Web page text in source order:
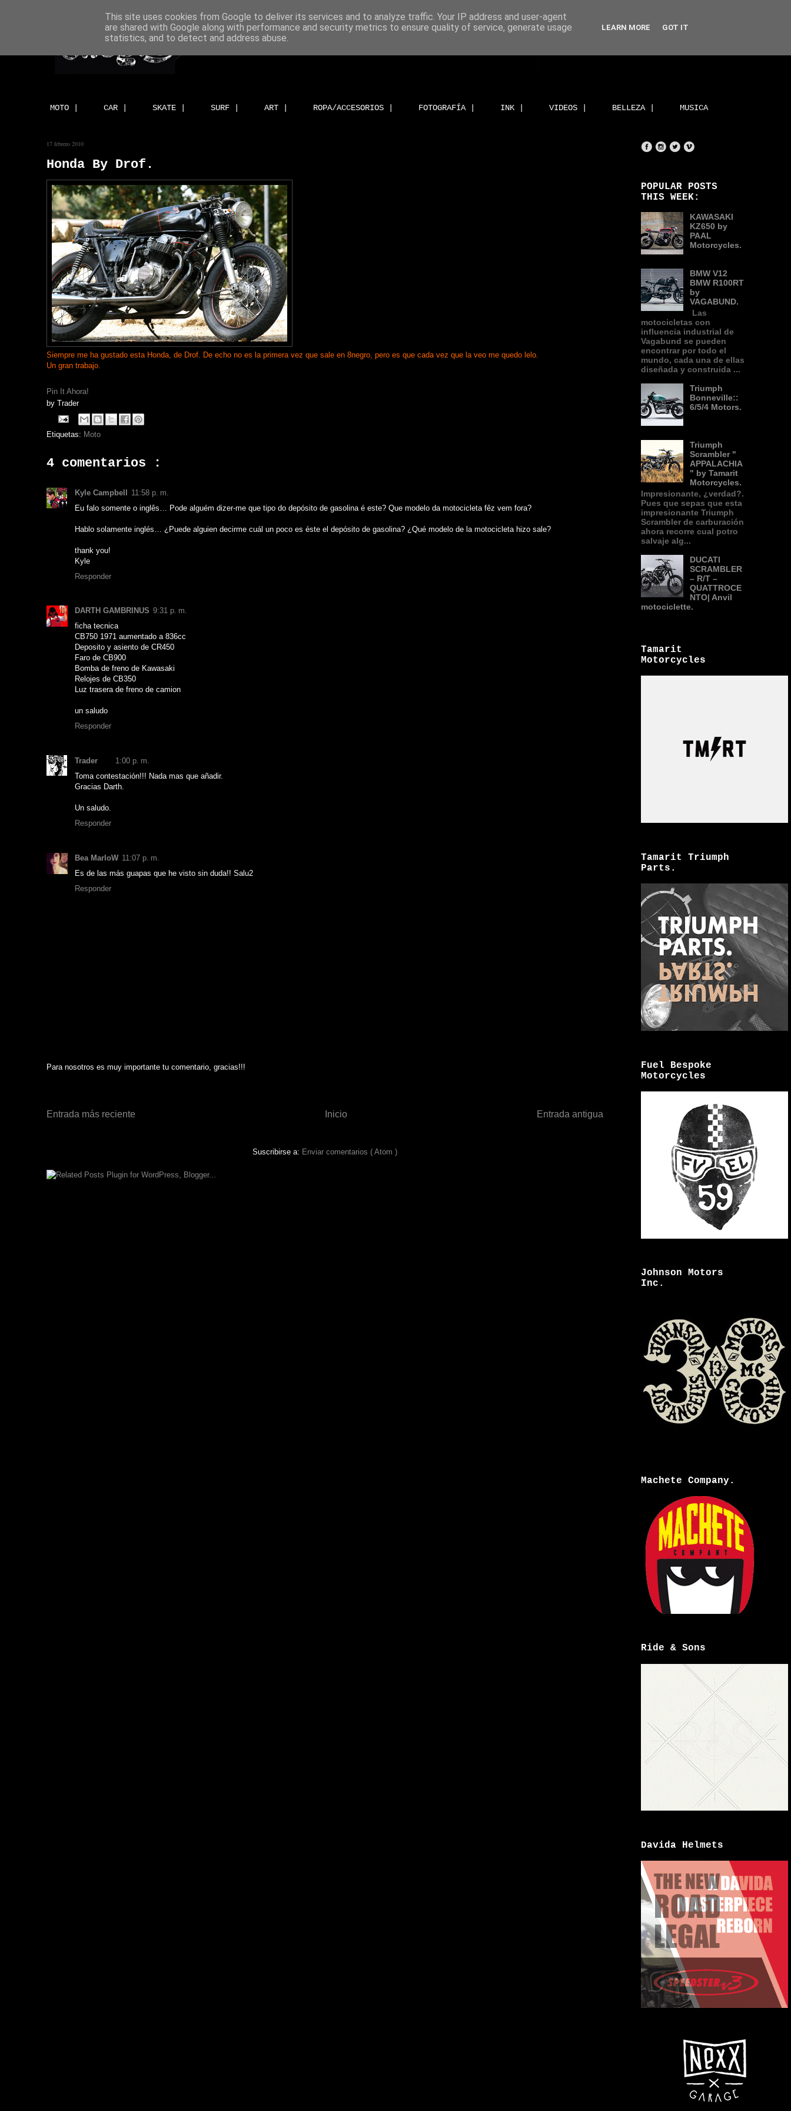
MOTO | CAR | SKATE | SURF | ART | ROPA/ACCESORIOS | FOTOGRAFÍA | INK | VIDEOS | BELLEZA | MUSICA
17 febrero 2010
Honda By Drof.
Siempre me ha gustado esta Honda, de Drof. De echo no es la primera vez que sale en 8negro, pero es que cada vez que la veo me quedo lelo.
Un gran trabajo.
Pin It Ahora!
by Trader
Etiquetas: Moto
4 comentarios :
Kyle Campbell
11:58 p. m.
Eu falo somente o inglês… Pode alguém dizer-me que tipo do depósito de gasolina é este? Que modelo da motocicleta fêz vem fora?
Hablo solamente inglés… ¿Puede alguien decirme cuál un poco es éste el depósito de gasolina? ¿Qué modelo de la motocicleta hizo sale?
thank you!
Kyle
Responder
DARTH GAMBRINUS 9:31 p. m.
ficha tecnica
CB750 1971 aumentado a 836cc
Deposito y asiento de CR450
Faro de CB900
Bomba de freno de Kawasaki
Relojes de CB350
Luz trasera de freno de camion
un saludo
Responder
Trader
1:00 p. m.
Toma contestación!!! Nada mas que añadir.
Gracias Darth.
Un saludo.
Responder
Bea MarloW 11:07 p. m.
Es de las más guapas que he visto sin duda!! Salu2
Responder
Para nosotros es muy importante tu comentario, gracias!!!
Entrada más reciente Entrada antigua
Inicio
Suscribirse a: Enviar comentarios ( Atom )
POPULAR POSTS
THIS WEEK:
KAWASAKI
KZ650 by
PAAL
Motorcycles.
BMW V12
BMW R100RT
by
VAGABUND.
Las
motocicletas con
influencia industrial de
Vagabund se pueden
encontrar por todo el
mundo, cada una de ellas
diseñada y construida ...
Triumph
Bonneville::
6/5/4 Motors.
Triumph
Scrambler "
APPALACHIA
" by Tamarit
Motorcycles.
Impresionante, ¿verdad?.
Pues que sepas que esta
impresionante Triumph
Scrambler de carburación
ahora recorre cual potro
salvaje alg...
DUCATI
SCRAMBLER
– R/T –
QUATTROCE
NTO| Anvil
motociclette.
Tamarit
Motorcycles
Tamarit Triumph
Parts.
Fuel Bespoke
Motorcycles
Johnson Motors
Inc.
Machete Company.
Ride & Sons
Davida Helmets
This site uses cookies from Google to deliver its services and to analyze traffic. Your IP address and user-agent
are shared with Google along with performance and security metrics to ensure quality of service, generate usage
statistics, and to detect and address abuse.
LEARN MORE GOT IT